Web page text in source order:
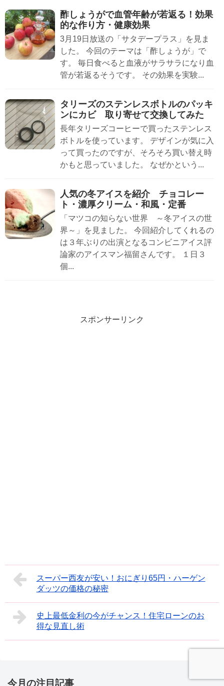
酢しょうがで血管年齢が若返る！効果
的な作り方・健康効果
3月19日放送の「サタデープラス」を見ま
した。 今回のテーマは「酢しょうが」で
す。 毎日食べると血液がサラサラになり血
管が若返るそうです。 その効果を実験...
タリーズのステンレスボトルのパッキ
ンにカビ 取り寄せて交換してみた
長年タリーズコーヒーで買ったステンレス
ボトルを使っています。 デザインが気に入
って買ったのですが、そろそろ買い替え時
かもと思っていました。 なぜかという...
人気の冬アイスを紹介 チョコレー
ト・濃厚クリーム・和風・定番
「マツコの知らない世界 ～冬アイスの世
界～」を見ました。 今回紹介してくれるの
は３年ぶりの出演となるコンビニアイス評
論家のアイスマン福留さんです。 １日３
個...
スポンサーリンク
スーパー西友が安い！おにぎり65円・ハーゲン
ダッツの価格の秘密
史上最低金利の今がチャンス！住宅ローンのお
得な見直し術
今月の注目記事